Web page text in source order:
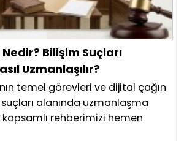
Bilişim Suçları
Uzmanlaşılır?
temel görevleri ve dijital çağın
alanında uzmanlaşma
kapsamlı rehberimizi hemen